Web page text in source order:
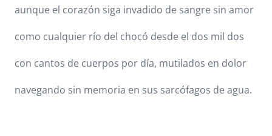
aunque el corazón siga invadido de sangre sin amor
como cualquier río del chocó desde el dos mil dos
con cantos de cuerpos por día, mutilados en dolor
navegando sin memoria en sus sarcófagos de agua.